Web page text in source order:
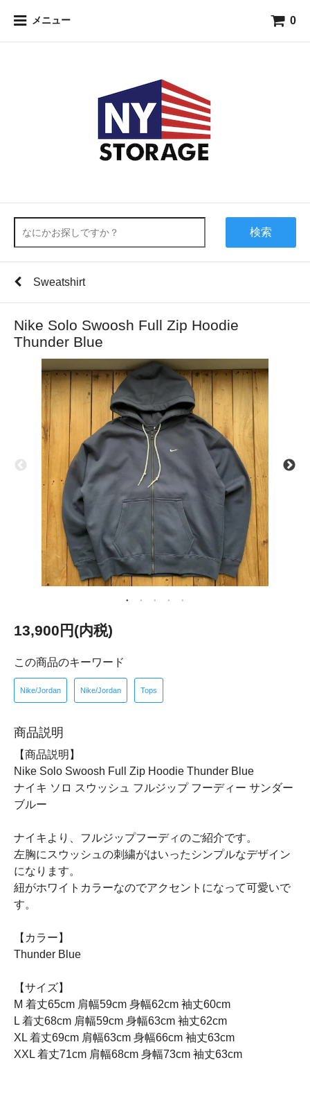
メニュー 0
検索
Sweatshirt
Nike Solo Swoosh Full Zip Hoodie
Thunder Blue
13,900円(内税)
この商品のキーワード
Nike/Jordan Nike/Jordan Tops
商品説明
【商品説明】
Nike Solo Swoosh Full Zip Hoodie Thunder Blue
ナイキ ソロ スウッシュ フルジップ フーディー サンダー
ブルー
ナイキより、フルジップフーディのご紹介です。
左胸にスウッシュの刺繍がはいったシンプルなデザイン
になります。
紐がホワイトカラーなのでアクセントになって可愛いで
す。
【カラー】
Thunder Blue
【サイズ】
M 着丈65cm 肩幅59cm 身幅62cm 袖丈60cm
L 着丈68cm 肩幅59cm 身幅63cm 袖丈62cm
XL 着丈69cm 肩幅63cm 身幅66cm 袖丈63cm
XXL 着丈71cm 肩幅68cm 身幅73cm 袖丈63cm